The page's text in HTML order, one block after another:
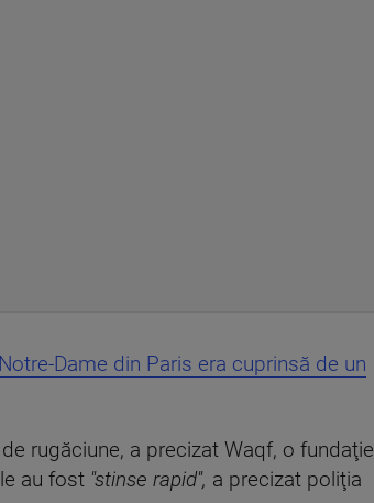
Dame din Paris era cuprinsă de un
rugăciune, a precizat Waqf, o fundaţie
au fost ''stinse rapid'', a precizat poliţia